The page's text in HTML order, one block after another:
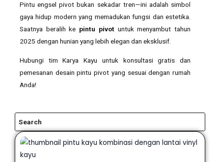
Pintu engsel pivot bukan sekadar tren—ini adalah simbol
gaya hidup modern yang memadukan fungsi dan estetika.
Saatnya beralih ke pintu pivotuntuk menyambut tahun
2025 dengan hunian yang lebih elegan dan eksklusif.
Hubungi tim Karya Kayu untuk konsultasi gratis dan
pemesanan desain pintu pivot yang sesuai dengan rumah
Anda!